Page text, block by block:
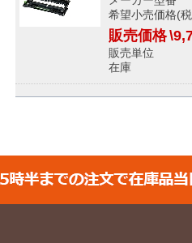
希望小売価格(
販売価格
販売単
在庫